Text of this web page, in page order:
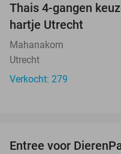
Thais 4-gangen
hartje Utrecht
Mahanakorn
Utrecht
Verkocht: 279
Entree voor